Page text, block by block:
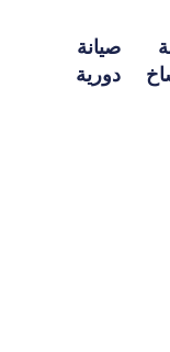
صيانة
دورية